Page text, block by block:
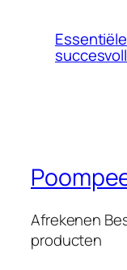
Afrekenen
producten